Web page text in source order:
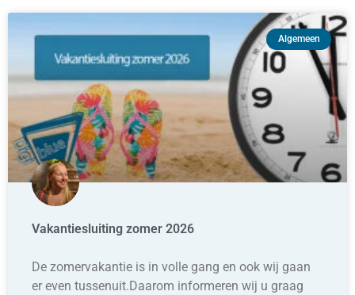
Algemeen
Vakantiesluiting zomer 2026
De zomervakantie is in volle gang en ook wij gaan
er even tussenuit.Daarom informeren wij u graag